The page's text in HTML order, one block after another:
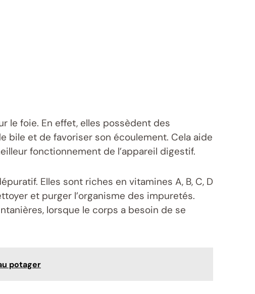
le foie. En effet, elles possèdent des
et de favoriser son écoulement. Cela aide
fonctionnement de l’appareil digestif.
Elles sont riches en vitamines A, B, C, D
et purger l’organisme des impuretés.
lorsque le corps a besoin de se
potager